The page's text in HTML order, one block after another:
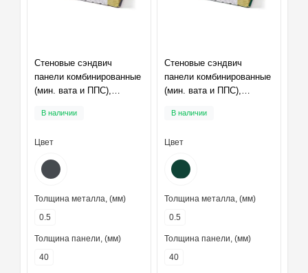
Стеновые сэндвич
панели комбинированные
(мин. вата и ППС),
толщина 40 мм, RAL7024
В наличии
Цвет
Толщина металла, (мм)
0.5
Толщина панели, (мм)
40
Стеновые сэндвич
панели комбинированные
(мин. вата и ППС),
толщина 40 мм, RAL6005
В наличии
Цвет
Толщина металла, (мм)
0.5
Толщина панели, (мм)
40